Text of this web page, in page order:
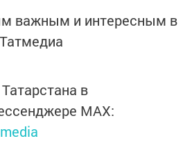
важным и интересным в
Татмедиа
в
MАХ: